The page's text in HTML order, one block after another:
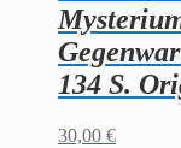
134 S.
30,00 €